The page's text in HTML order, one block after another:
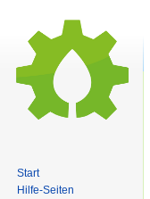
Start
Hilfe-Seiten